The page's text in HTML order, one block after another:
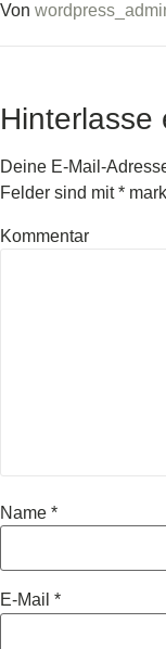
Von
Hinterlasse
Deine E-Mail-
Felder sind mit*
Kommentar
Name *
E-Mail *